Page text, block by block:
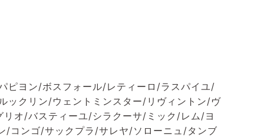
ピヨン/ボスフォール/レティーロ/ラスパイユ/
ックリン/ウェントミンスター/リヴィントン/ヴ
オ/バスティーユ/シラクーサ/ミック/レム/ヨ
コンゴ/サックプラ/サレヤ/ソローニュ/タンブ